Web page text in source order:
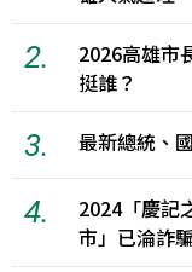
2.
2026高雄市
挺誰？
3. 最新總統、
4.
2024「慶記
市」已淪詐